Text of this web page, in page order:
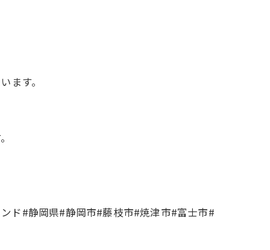
ます。
ド#静岡県#静岡市#藤枝市#焼津市#富士市#